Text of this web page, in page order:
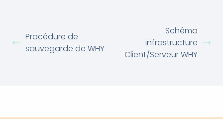
Procédure de
sauvegarde de WHY
Schéma
infrastructure
Client/Serveur WHY